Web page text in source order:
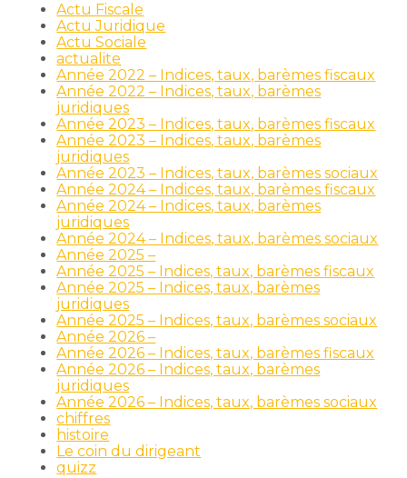
Actu Fiscale
Actu Juridique
Actu Sociale
actualite
Année 2022 – Indices, taux, barèmes fiscaux
Année 2022 – Indices, taux, barèmes
juridiques
Année 2023 – Indices, taux, barèmes fiscaux
Année 2023 – Indices, taux, barèmes
juridiques
Année 2023 – Indices, taux, barèmes sociaux
Année 2024 – Indices, taux, barèmes fiscaux
Année 2024 – Indices, taux, barèmes
juridiques
Année 2024 – Indices, taux, barèmes sociaux
Année 2025 –
Année 2025 – Indices, taux, barèmes fiscaux
Année 2025 – Indices, taux, barèmes
juridiques
Année 2025 – Indices, taux, barèmes sociaux
Année 2026 –
Année 2026 – Indices, taux, barèmes fiscaux
Année 2026 – Indices, taux, barèmes
juridiques
Année 2026 – Indices, taux, barèmes sociaux
chiffres
histoire
Le coin du dirigeant
quizz